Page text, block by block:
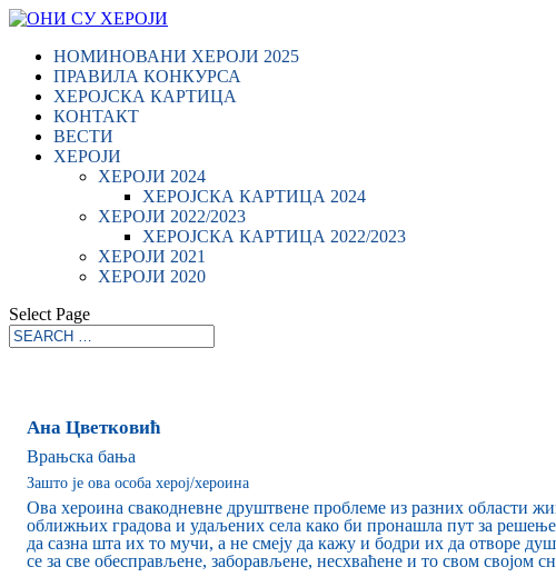
НОМИНОВАНИ ХЕРОЈИ 2025
ПРАВИЛА КОНКУРСА
ХЕРОЈСКА КАРТИЦА
КОНТАКТ
ВЕСТИ
ХЕРОЈИ
ХЕРОЈИ 2024
ХЕРОЈСКА КАРТИЦА 2024
ХЕРОЈИ 2022/2023
ХЕРОЈСКА КАРТИЦА 2022/2023
ХЕРОЈИ 2021
ХЕРОЈИ 2020
Select Page
Ана Цветковић
Врањска бања
Зашто је ова особа херој/хероина
Ова хероина свакодневне друштвене проблеме из разних области
оближњих градова и удаљених села како би пронашла пут за
да сазна шта их то мучи, а не смеју да кажу и бодри их да отворе
се за све обесправљене, заборављене, несхваћене и то свом својом